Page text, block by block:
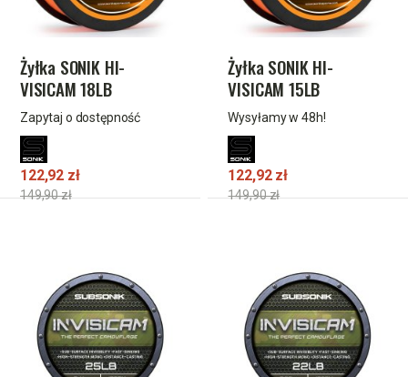
Żyłka SONIK HI-
VISICAM 18LB
1200M(0.35mm)ORANGE
Zapytaj o dostępność
122,92 zł
149,90 zł
Żyłka SONIK HI-
VISICAM 15LB
1200M(0.31mm)ORANGE
Wysyłamy w 48h!
122,92 zł
149,90 zł